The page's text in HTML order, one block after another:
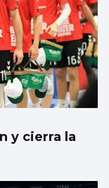
3:29 de
juego real
y cierra la